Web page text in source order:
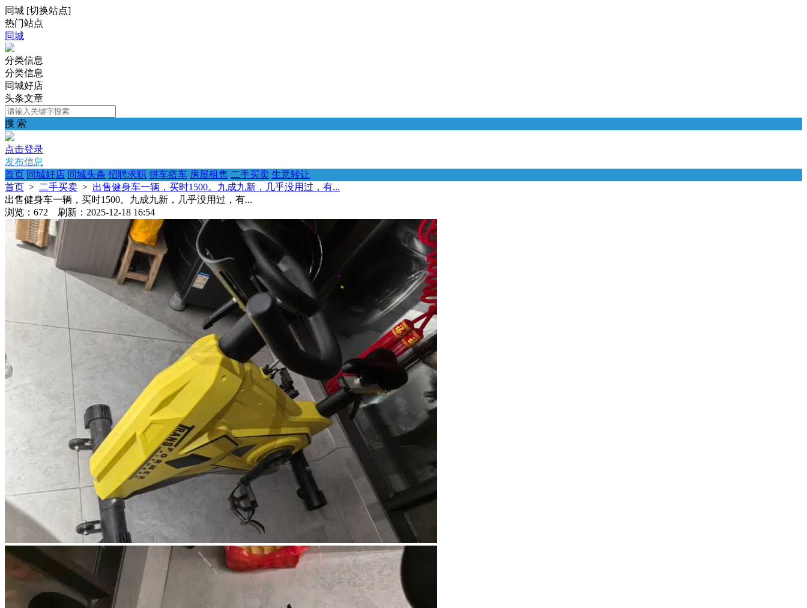
同城 [切换站点]
热门站点
同城
分类信息
分类信息
同城好店
头条文章
搜 索
点击登录
发布信息
首页 同城好店 同城头条 招聘求职 拼车搭车 房屋租售 二手买卖 生意转让
首页 > 二手买卖 > 出售健身车一辆，买时1500。九成九新，几乎没用过，有...
出售健身车一辆，买时1500。九成九新，几乎没用过，有...
浏览：672 刷新：2025-12-18 16:54